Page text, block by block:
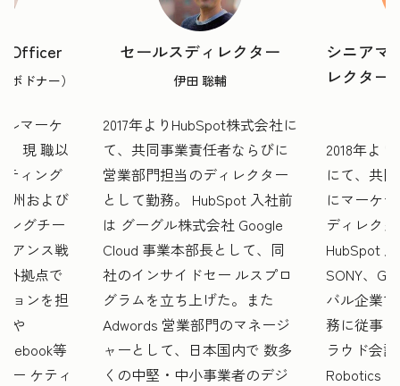
Officer
ボドナー）
ルマーケ
。現 職以
ティング
州および
ングチー
アンス戦
外拠点で
ョンを担
や
等
ー ケティ
セールスディレクター
伊田 聡輔
2017年よりHubSpot株式会社に
て、共同事業責任者ならびに
営業部門担当のディレクター
として勤務。 HubSpot 入社前
は グーグル株式会社 Google
Cloud 事業本部長として、同
社のインサイドセー ルスプロ
グラムを立ち上げた。また
Adwords 営業部門のマネージ
ャーとして、日本国内で 数多
くの中堅・中小事業者のデジ
シニアマ
レクター
2018年よ
にて、共
にマーケ
ディレク
HubSpot
SONY、
バル企業
務に従事
ラウド会
Robotics